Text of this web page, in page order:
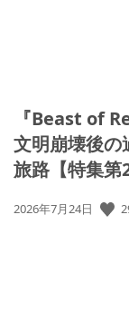
『Beast of
文明崩壊後の
旅路【特集第2
公
2026年7月24日